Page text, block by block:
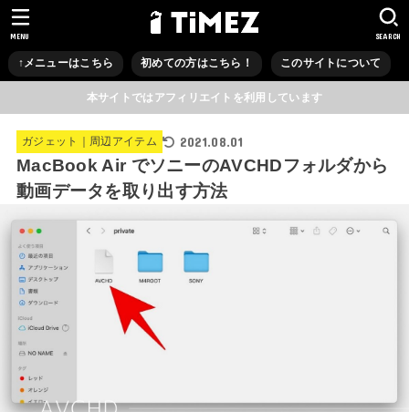
↑メニューはこちら 初めての方はこちら！ このサイトについて
SEARCH
MENU
本サイトではアフィリエイトを利用しています
ガジェット｜周辺アイテム 2021.08.01
MacBook Air でソニーのAVCHDフォルダから
動画データを取り出す方法